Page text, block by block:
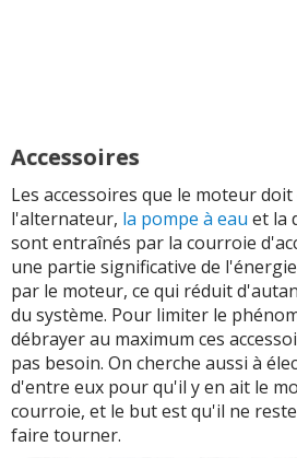
Accessoires
Les accessoires que le moteur
l'alternateur, la pompe à eau et la
sont entraînés par la courroie
une partie significative de
par le moteur, ce qui réduit
du système. Pour limiter le
débrayer au maximum ces
pas besoin. On cherche aussi à
d'entre eux pour qu'il y en ait le
courroie, et le but est qu'il ne
faire tourner.